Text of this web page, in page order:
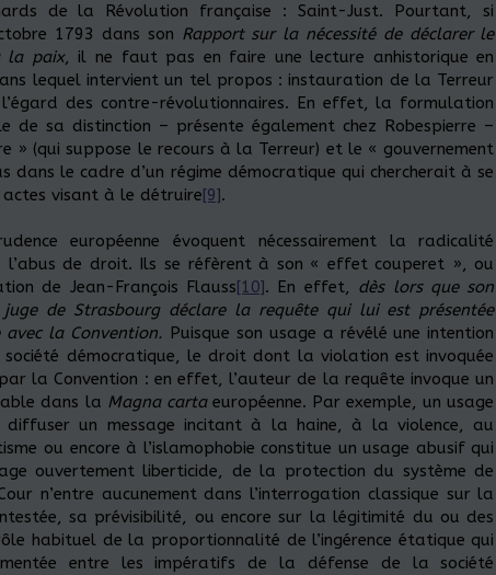
de la Révolution française : Saint-Just. Pourtant, si
1793 dans son Rapport sur la nécessité de déclarer le
la paix, il ne faut pas en faire une lecture anhistorique en
lequel intervient un tel propos : instauration de la Terreur
des contre-révolutionnaires. En effet, la formulation
de sa distinction – présente également chez Robespierre –
» (qui suppose le recours à la Terreur) et le « gouvernement
dans le cadre d’un régime démocratique qui chercherait à se
visant à le détruire[9].
européenne évoquent nécessairement la radicalité
l’abus de droit. Ils se réfèrent à son « effet couperet », ou
de Jean-François Flauss[10]. En effet, dès lors que son
de Strasbourg déclare la requête qui lui est présentée
la Convention. Puisque son usage a révélé une intention
démocratique, le droit dont la violation est invoquée
la Convention : en effet, l’auteur de la requête invoque un
dans la Magna carta européenne. Par exemple, un usage
diffuser un message incitant à la haine, à la violence, au
ou encore à l’islamophobie constitue un usage abusif qui
ouvertement liberticide, de la protection du système de
n’entre aucunement dans l’interrogation classique sur la
sa prévisibilité, ou encore sur la légitimité du ou des
habituel de la proportionnalité de l’ingérence étatique qui
entre les impératifs de la défense de la société